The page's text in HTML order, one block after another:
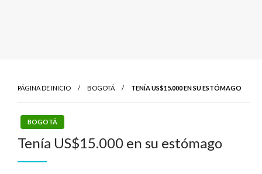
PÁGINA DE INICIO BOGOTÁ TENÍA US$15.000 EN SU ESTÓMAGO
BOGOTÁ
Tenía US$15.000 en su estómago